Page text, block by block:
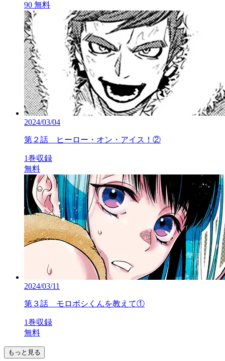
90 無料
2024/03/04
第２話 ヒーロー・オン・アイス！②
1巻収録
無料
2024/03/11
第３話 モロボシくんを教えて①
1巻収録
無料
もっと見る